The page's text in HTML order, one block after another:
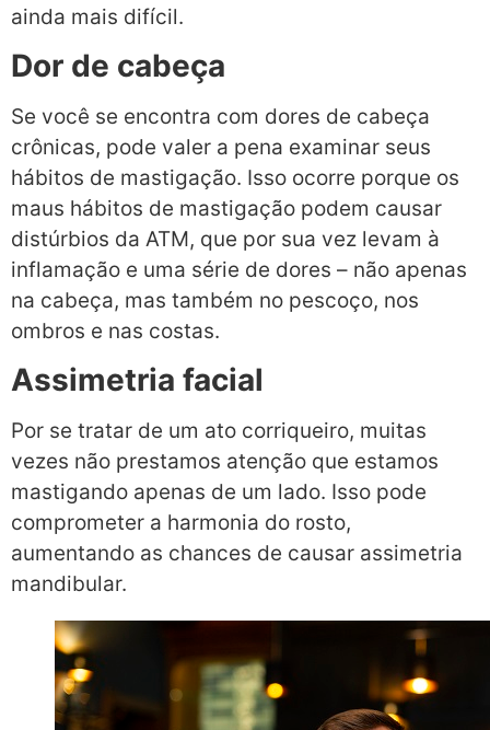
ainda mais difícil.
Dor de cabeça
Se você se encontra com dores de cabeça
crônicas, pode valer a pena examinar seus
hábitos de mastigação. Isso ocorre porque os
maus hábitos de mastigação podem causar
distúrbios da ATM, que por sua vez levam à
inflamação e uma série de dores – não apenas
na cabeça, mas também no pescoço, nos
ombros e nas costas.
Assimetria facial
Por se tratar de um ato corriqueiro, muitas
vezes não prestamos atenção que estamos
mastigando apenas de um lado. Isso pode
comprometer a harmonia do rosto,
aumentando as chances de causar assimetria
mandibular.